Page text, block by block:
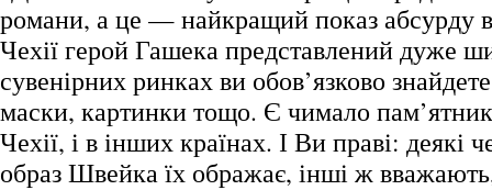
романи, а це — найкращий показ абсурду
Чехії герой Гашека представлений дуже
сувенірних ринках ви обов’язково
маски, картинки тощо. Є чимало
Чехії, і в інших країнах. І Ви праві: деякі
образ Швейка їх ображає, інші ж